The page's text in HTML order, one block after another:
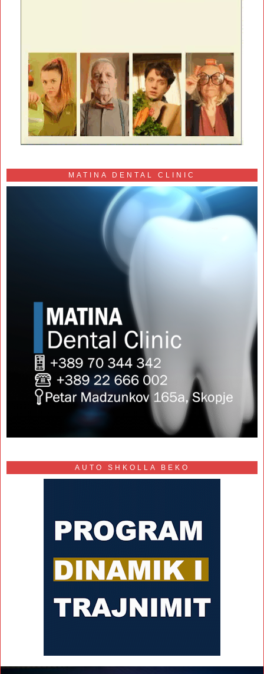
MATINA DENTAL CLINIC
AUTO SHKOLLA BEKO